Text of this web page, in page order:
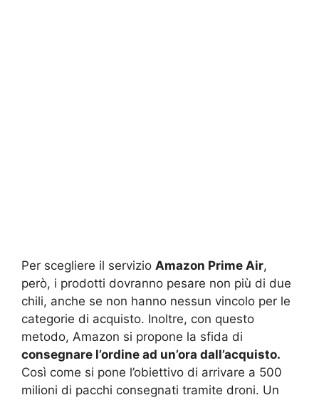
Per scegliere il servizio Amazon Prime Air,
però, i prodotti dovranno pesare non più di due
chili, anche se non hanno nessun vincolo per le
categorie di acquisto. Inoltre, con questo
metodo, Amazon si propone la sfida di
consegnare l’ordine ad un’ora dall’acquisto.
Così come si pone l’obiettivo di arrivare a 500
milioni di pacchi consegnati tramite droni. Un